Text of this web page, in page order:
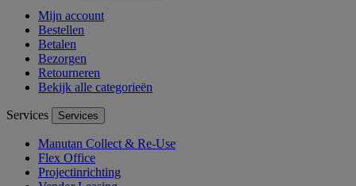
Mijn account
Bestellen
Betalen
Bezorgen
Retourneren
Bekijk alle categorieën
Services Services
Manutan Collect & Re-Use
Flex Office
Projectinrichting